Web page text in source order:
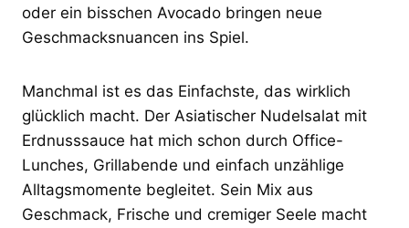
oder ein bisschen Avocado bringen neue
Geschmacksnuancen ins Spiel.
Manchmal ist es das Einfachste, das wirklich
glücklich macht. Der Asiatischer Nudelsalat mit
Erdnusssauce hat mich schon durch Office-
Lunches, Grillabende und einfach unzählige
Alltagsmomente begleitet. Sein Mix aus
Geschmack, Frische und cremiger Seele macht